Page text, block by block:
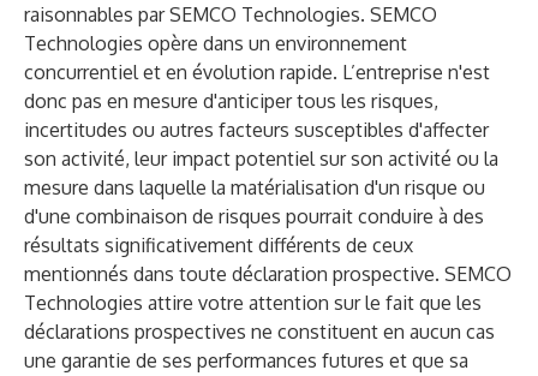
raisonnables par SEMCO Technologies. SEMCO
Technologies opère dans un environnement
concurrentiel et en évolution rapide. L’entreprise n'est
donc pas en mesure d'anticiper tous les risques,
incertitudes ou autres facteurs susceptibles d'affecter
son activité, leur impact potentiel sur son activité ou la
mesure dans laquelle la matérialisation d'un risque ou
d'une combinaison de risques pourrait conduire à des
résultats significativement différents de ceux
mentionnés dans toute déclaration prospective. SEMCO
Technologies attire votre attention sur le fait que les
déclarations prospectives ne constituent en aucun cas
une garantie de ses performances futures et que sa